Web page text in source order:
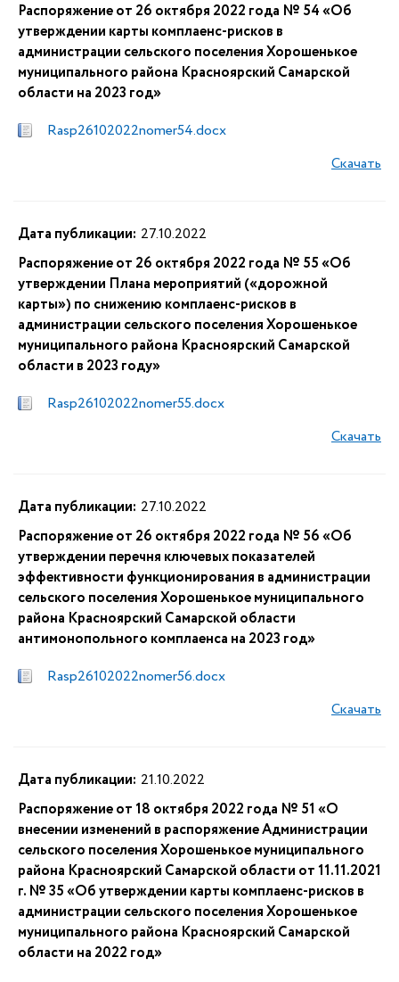
Распоряжение от 26 октября 2022 года № 54 «Об
утверждении карты комплаенс-рисков в
администрации сельского поселения Хорошенькое
муниципального района Красноярский Самарской
области на 2023 год»
Rasp26102022nomer54.docx
Скачать
Дата публикации: 27.10.2022
Распоряжение от 26 октября 2022 года № 55 «Об
утверждении Плана мероприятий («дорожной
карты») по снижению комплаенс-рисков в
администрации сельского поселения Хорошенькое
муниципального района Красноярский Самарской
области в 2023 году»
Rasp26102022nomer55.docx
Скачать
Дата публикации: 27.10.2022
Распоряжение от 26 октября 2022 года № 56 «Об
утверждении перечня ключевых показателей
эффективности функционирования в администрации
сельского поселения Хорошенькое муниципального
района Красноярский Самарской области
антимонопольного комплаенса на 2023 год»
Rasp26102022nomer56.docx
Скачать
Дата публикации: 21.10.2022
Распоряжение от 18 октября 2022 года № 51 «О
внесении изменений в распоряжение Администрации
сельского поселения Хорошенькое муниципального
района Красноярский Самарской области от 11.11.2021
г. № 35 «Об утверждении карты комплаенс-рисков в
администрации сельского поселения Хорошенькое
муниципального района Красноярский Самарской
области на 2022 год»